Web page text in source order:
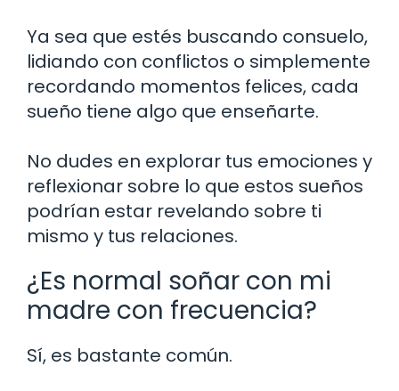
Ya sea que estés buscando consuelo,
lidiando con conflictos o simplemente
recordando momentos felices, cada
sueño tiene algo que enseñarte.
No dudes en explorar tus emociones y
reflexionar sobre lo que estos sueños
podrían estar revelando sobre ti
mismo y tus relaciones.
¿Es normal soñar con mi
madre con frecuencia?
Sí, es bastante común.